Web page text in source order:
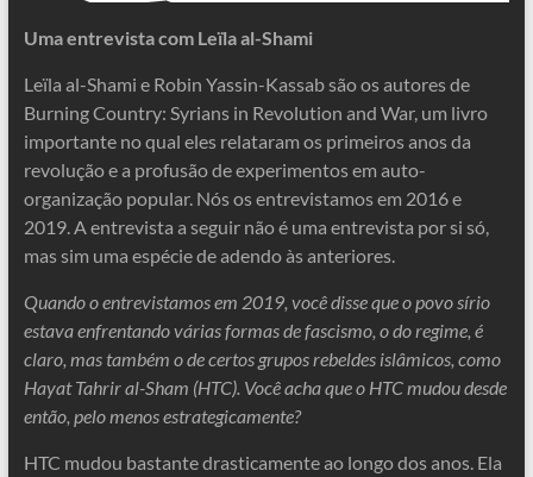
Uma entrevista com Leïla al-Shami
Leïla al-Shami e Robin Yassin-Kassab são os autores de
Burning Country: Syrians in Revolution and War, um livro
importante no qual eles relataram os primeiros anos da
revolução e a profusão de experimentos em auto-
organização popular. Nós os entrevistamos em 2016 e
2019. A entrevista a seguir não é uma entrevista por si só,
mas sim uma espécie de adendo às anteriores.
Quando o entrevistamos em 2019, você disse que o povo sírio
estava enfrentando várias formas de fascismo, o do regime, é
claro, mas também o de certos grupos rebeldes islâmicos, como
Hayat Tahrir al-Sham (HTC). Você acha que o HTC mudou desde
então, pelo menos estrategicamente?
HTC mudou bastante drasticamente ao longo dos anos. Ela